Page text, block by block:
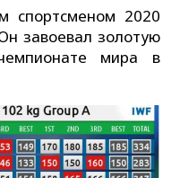
спортсменом 2020
завоевал золотую
мира в